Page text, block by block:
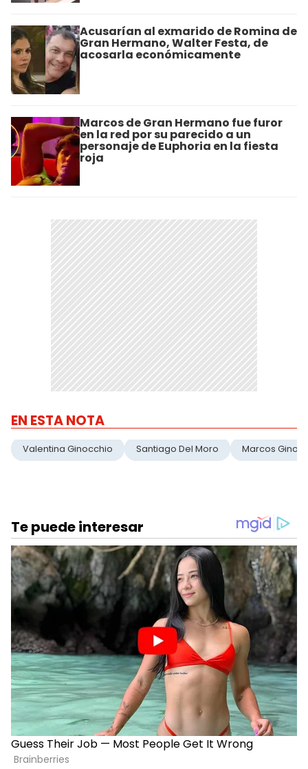
Acusarían al exmarido de Romina de
Gran Hermano, Walter Festa, de
acosarla económicamente
Marcos de Gran Hermano fue furor
en la red por su parecido a un
personaje de Euphoria en la fiesta
roja
EN ESTA NOTA
Valentina Ginocchio Santiago Del Moro Marcos